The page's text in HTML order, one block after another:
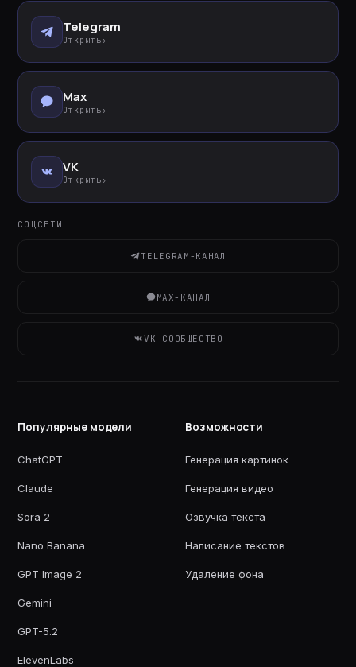
Telegram
Открыть ›
Max
Открыть ›
VK
Открыть ›
СОЦСЕТИ
TELEGRAM-КАНАЛ
MAX-КАНАЛ
VK-СООБЩЕСТВО
Популярные модели
ChatGPT
Claude
Sora 2
Nano Banana
GPT Image 2
Gemini
GPT-5.2
ElevenLabs
Возможности
Генерация картинок
Генерация видео
Озвучка текста
Написание текстов
Удаление фона